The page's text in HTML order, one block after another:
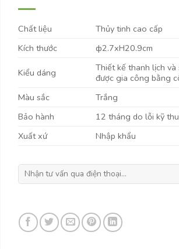
Chất liệu
Thủy tinh cao cấp
Kích thước
ф2.7xH20.9cm
Kiểu dáng
Thiết kế thanh lịch
được gia công bằng
Màu sắc
Trắng
Bảo hành
12 tháng do lỗi kỹ
Xuất xứ
Nhập khẩu